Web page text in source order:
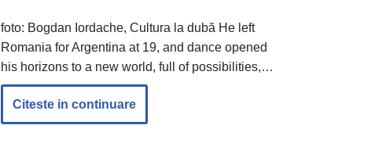
foto: Bogdan Iordache, Cultura la dubă He left
Romania for Argentina at 19, and dance opened
his horizons to a new world, full of possibilities,…
Citeste in continuare